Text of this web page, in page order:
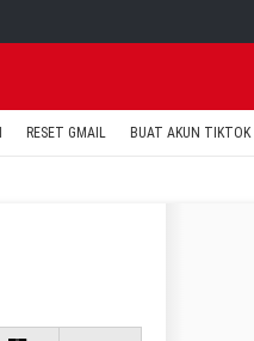
RESET GMAIL BUAT AKUN TIKTOK